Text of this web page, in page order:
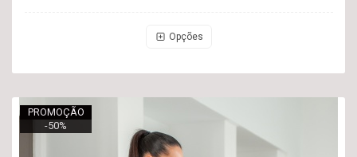
Opções
PROMOÇÃO
-50%